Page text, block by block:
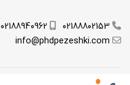
02188802153
02188940962
info@phdpezeshki.com